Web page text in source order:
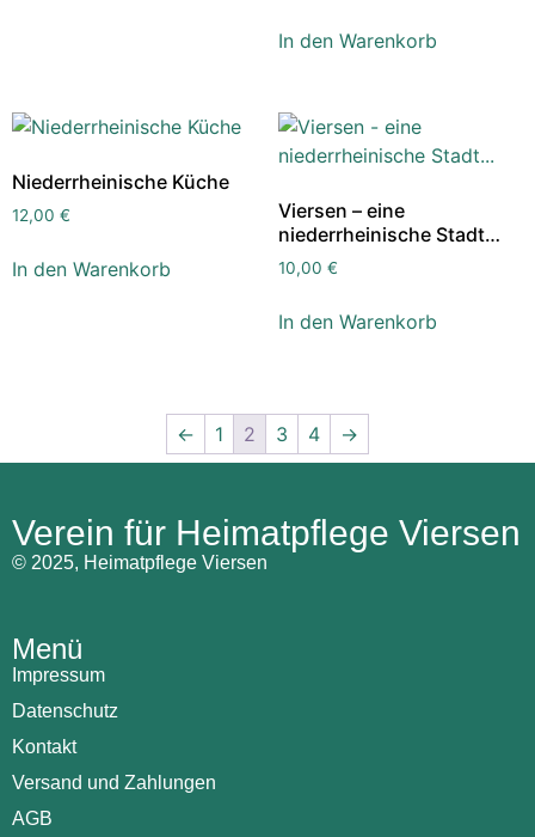
In den Warenkorb
Niederrheinische Küche
12,00 €
In den Warenkorb
Viersen – eine
niederrheinische Stadt…
10,00 €
In den Warenkorb
← 1 2 3 4 →
Verein für Heimatpflege Viersen
© 2025, Heimatpflege Viersen
Menü
Impressum
Datenschutz
Kontakt
Versand und Zahlungen
AGB